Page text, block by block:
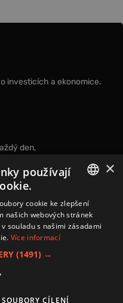
investicích a ekonomice.
den,
souhlas spodmínkami
CZECH
×
používají
cookie ke zlepšení
našich webových stránek
souladu s našimi zásadami
Více informací
(1491) →
SOUBORY CÍLENÍ